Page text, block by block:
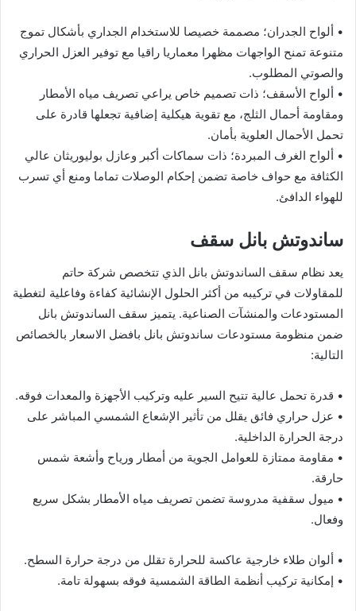
• ألواح الجدران؛ مصممة خصيصا للاستخدام الجداري بأشكال تموج
متنوعة تمنح الواجهات مظهرا معماريا راقيا مع توفير العزل الحراري
والصوتي المطلوب.
• ألواح الأسقف؛ ذات تصميم خاص يراعي تصريف مياه الأمطار
ومقاومة أحمال الثلج، مع تقوية هيكلية إضافية تجعلها قادرة على
تحمل الأحمال العلوية بأمان.
• ألواح الغرف المبردة؛ ذات سماكات أكبر وعازل بوليوريثان عالي
الكثافة مع حواف خاصة تضمن إحكام الوصلات تماما ومنع أي تسرب
للهواء الدافئ.
ساندوتش بانل سقف
يعد نظام سقف الساندوتش بانل الذي تتخصص شركة حاتم
للمقاولات في تركيبه من أكثر الحلول الإنشائية كفاءة وفاعلية لتغطية
المستودعات والمنشآت الصناعية. يتميز سقف الساندوتش بانل
ضمن منظومة مستودعات ساندوتش بانل بافضل الاسعار بالخصائص
التالية:
• قدرة تحمل عالية تتيح السير عليه وتركيب الأجهزة والمعدات فوقه.
• عزل حراري فائق يقلل من تأثير الإشعاع الشمسي المباشر على
درجة الحرارة الداخلية.
• مقاومة ممتازة للعوامل الجوية من أمطار ورياح وأشعة شمس
حارقة.
• ميول سقفية مدروسة تضمن تصريف مياه الأمطار بشكل سريع
وفعال.
• ألوان طلاء خارجية عاكسة للحرارة تقلل من درجة حرارة السطح.
• إمكانية تركيب أنظمة الطاقة الشمسية فوقه بسهولة تامة.